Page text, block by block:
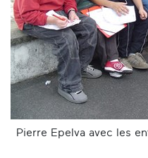
Pierre Epelva avec les